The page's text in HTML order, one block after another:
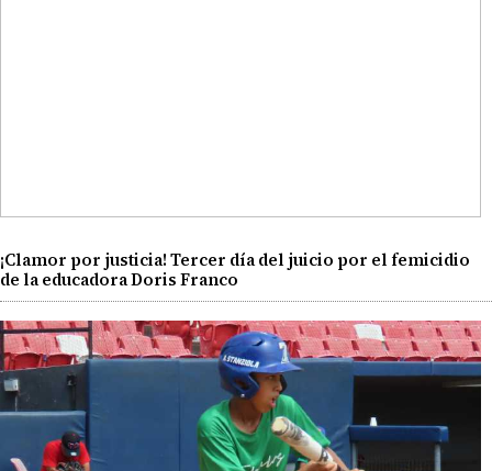
¡Clamor por justicia! Tercer día del juicio por el femicidio
de la educadora Doris Franco